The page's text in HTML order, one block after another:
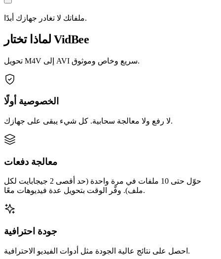
ملفاتك لا تغادر جهازك أبدًا.
لماذا تختار VidBee
تحويل M4V إلى AVI سريع وخاص وموثوق.
الخصوصية أولًا
لا رفع ولا معالجة سحابية. كل شيء يبقى على جهازك.
معالجة دفعات
حوّل حتى 10 ملفات في مرة واحدة (حد أقصى 2 جيجابايت لكل
ملف). وفّر الوقت بتحويل عدة فيديوهات معًا.
جودة احترافية
احصل على نتائج عالية الجودة مثل أدوات الفيديو الاحترافية.